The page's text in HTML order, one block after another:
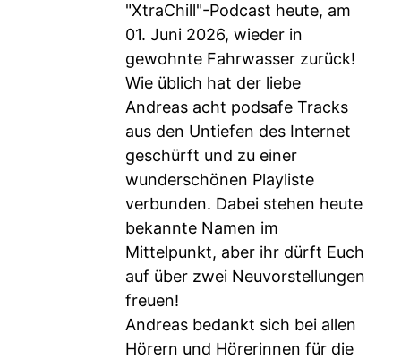
"XtraChill"-Podcast heute, am
01. Juni 2026, wieder in
gewohnte Fahrwasser zurück!
Wie üblich hat der liebe
Andreas acht podsafe Tracks
aus den Untiefen des Internet
geschürft und zu einer
wunderschönen Playliste
verbunden. Dabei stehen heute
bekannte Namen im
Mittelpunkt, aber ihr dürft Euch
auf über zwei Neuvorstellungen
freuen!
Andreas bedankt sich bei allen
Hörern und Hörerinnen für die